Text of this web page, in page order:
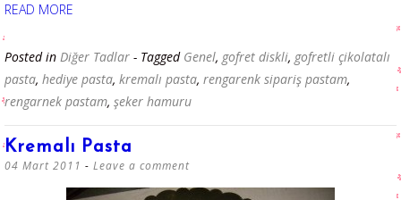
READ MORE
Posted in Diğer Tadlar - Tagged Genel, gofret diskli, gofretli çikolatalı
pasta, hediye pasta, kremalı pasta, rengarenk sipariş pastam,
rengarnek pastam, şeker hamuru
Kremalı Pasta
04 Mart 2011 Leave a comment